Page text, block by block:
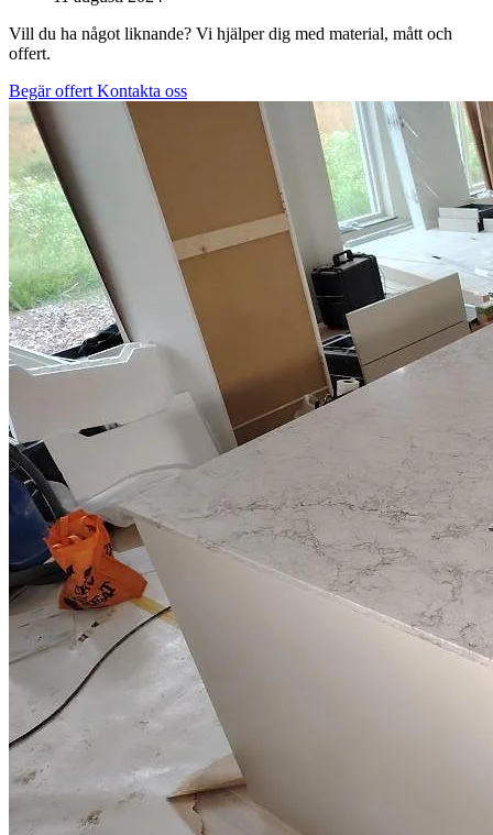
Vill du ha något liknande? Vi hjälper dig med material, mått och
offert.
Begär offert Kontakta oss